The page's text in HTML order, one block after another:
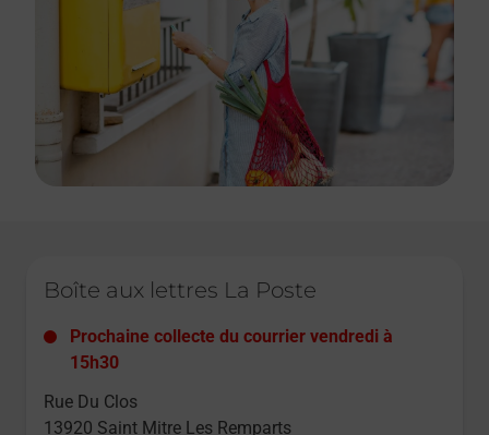
Boîte aux lettres La Poste
Prochaine collecte du courrier vendredi à
15h30
Rue Du Clos
13920 Saint Mitre Les Remparts